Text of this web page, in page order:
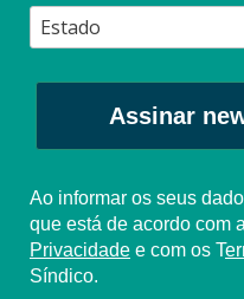
Assinar
Ao informar os seus
que está de acordo com a
Privacidade e com os T
Síndico.